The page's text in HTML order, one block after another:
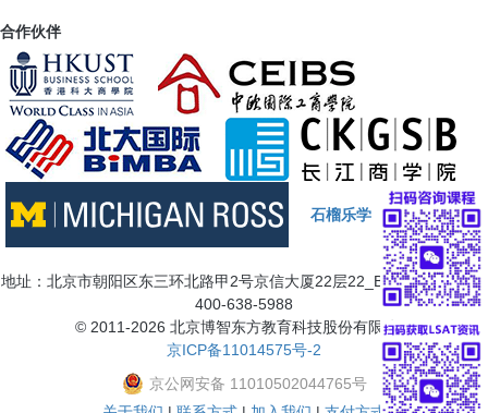
合作伙伴
石榴乐学
地址：北京市朝阳区东三环北路甲2号京信大厦22层22_B7三 咨询电话：
400-638-5988
© 2011-2026 北京博智东方教育科技股份有限公司
京ICP备11014575号-2
京公网安备 11010502044765号